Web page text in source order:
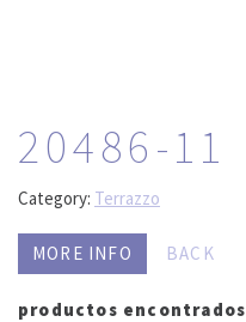
20486-11
Category: Terrazzo
MORE INFO BACK
productos encontrados